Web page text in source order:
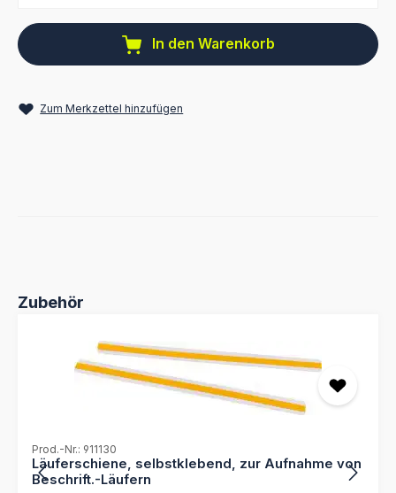
In den Warenkorb
Zum Merkzettel hinzufügen
Produktgalerie überspringen
Zubehör
Prod.-Nr.: 911130
Läuferschiene, selbstklebend, zur Aufnahme von
Beschrift.-Läufern